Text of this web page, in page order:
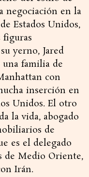
negociación en la
Estados Unidos,
figuras
yerno, Jared
familia de
con
inserción en
Unidos. El otro
la vida, abogado
de
es el delegado
de Medio Oriente,
Irán.